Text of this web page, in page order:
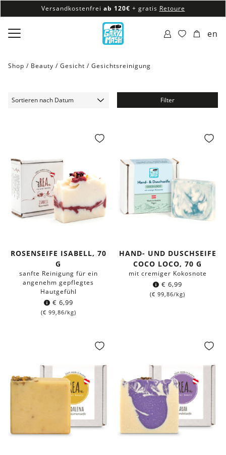
Versandkostenfrei ab 120€ + gratis Retoure
100% veganes & fair produziertes Sortiment
Versandkostenfrei ab 120€
en
Shop / Beauty / Gesicht / Gesichtsreinigung
Filter
ROSENSEIFE ISABELL, 70
G
sanfte Reinigung für ein
angenehm gepflegtes
Hautgefühl
€ 6,99
(€ 99,86/kg)
HAND- UND DUSCHSEIFE
COCO LOCO, 70 G
mit cremiger Kokosnote
€ 6,99
(€ 99,86/kg)